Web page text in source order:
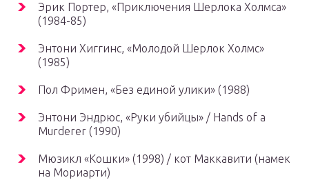
Эрик Портер, «Приключения Шерлока Холмса»
(1984-85)
Энтони Хиггинс, «Молодой Шерлок Холмс»
(1985)
Пол Фримен, «Без единой улики» (1988)
Энтони Эндрюс, «Руки убийцы» / Hands of a
Murderer (1990)
Мюзикл «Кошки» (1998) / кот Маккавити (намек
на Мориарти)